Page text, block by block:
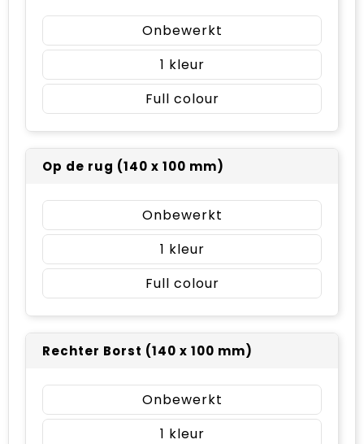
Onbewerkt
1
Full colour
Op de rug (140 x 100 mm)
Onbewerkt
1
Full colour
Rechter Borst (140 x 100 mm)
Onbewerkt
1